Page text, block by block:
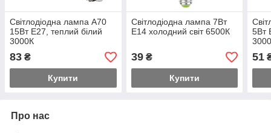
Світлодіодна лампа А70
15Вт Е27, теплий білий
3000К
83 ₴
Купити
Світлодіодна лампа 7Вт
Е14 холодний світ 6500К
39₴
Купити
5Вт
51
Про нас